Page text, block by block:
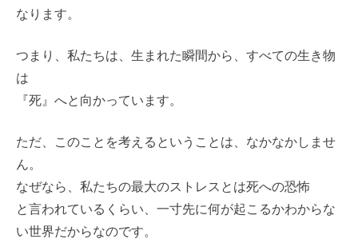
なります。
つまり、私たちは、生まれた瞬間から、すべての生き物
は
『死』へと向かっています。
ただ、このことを考えるということは、なかなかしませ
ん。
なぜなら、私たちの最大のストレスとは死への恐怖
と言われているくらい、一寸先に何が起こるかわからな
い世界だからなのです。